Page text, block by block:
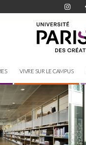
VIVRE SUR LE CAMPUS